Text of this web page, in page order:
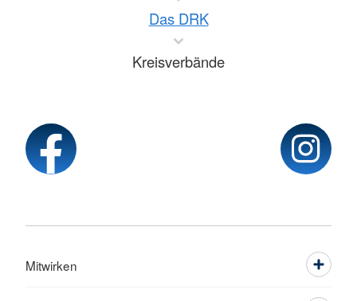
Das DRK
Kreisverbände
Mitwirken